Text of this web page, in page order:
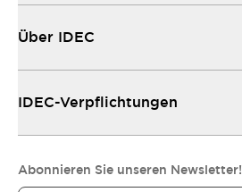
Über IDEC
IDEC-Verpflichtungen
Abonnieren Sie unseren Newsletter!